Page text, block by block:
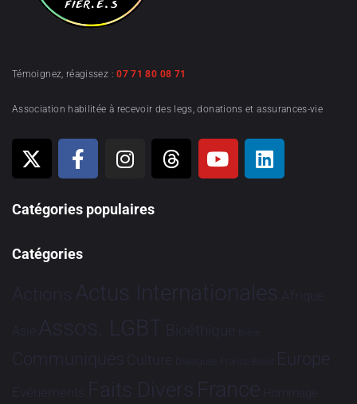
Témoignez, réagissez :07 71 80 08 71
Association habilitée à recevoir des legs, donations et assurances-vie
Catégories populaires
Catégories
Actions Actus Internationales Afrique
Asie Assos. LGBT Bioéthique Brève
Communiqués Culture Dialogues France-Brésil Europe
Evénements Faits Divers France Hommage